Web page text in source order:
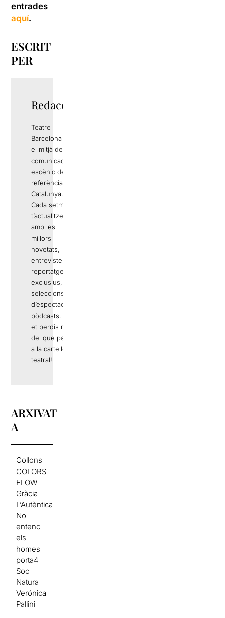
entrades
aquí.
ESCRIT
PER
Redacció
Teatre
Barcelona és
el mitjà de
comunicació
escènic de
referència a
Catalunya.
Cada setmana
t’actualitzem
amb les
millors
novetats,
entrevistes,
reportatges
exclusius,
seleccions
d’espectacles,
pòdcasts… No
et perdis res
del que passa
a la cartellera
teatral!
ARXIVAT
A
Collons
COLORS
FLOW
Gràcia
L’Autèntica
No
entenc
els
homes
porta4
Soc
Natura
Verónica
Pallini